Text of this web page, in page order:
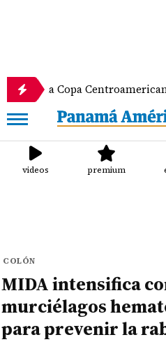
Copa Centroamericana de la
videos premium
COLÓN
MIDA intensifica
murciélagos
para prevenir la